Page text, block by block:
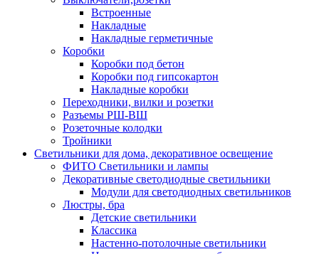
Встроенные
Накладные
Накладные герметичные
Коробки
Коробки под бетон
Коробки под гипсокартон
Накладные коробки
Переходники, вилки и розетки
Разъемы РШ-ВШ
Розеточные колодки
Тройники
Светильники для дома, декоративное освещение
ФИТО Светильники и лампы
Декоративные светодиодные светильники
Модули для светодиодных светильников
Люстры, бра
Детские светильники
Классика
Настенно-потолочные светильники